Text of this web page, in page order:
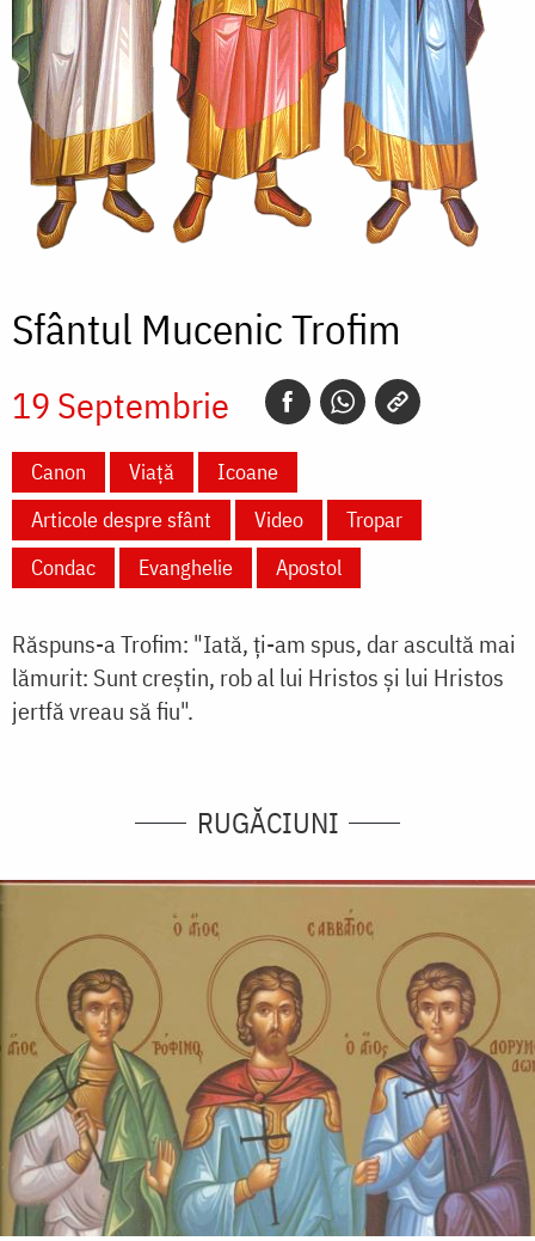
Sfântul Mucenic Trofim
19 Septembrie
Canon Viață
Icoane
Articole despre sfânt
Video
Tropar
Condac
Evanghelie Apostol
Răspuns-a Trofim: "Iată, ţi-am spus, dar ascultă mai
lămurit: Sunt creştin, rob al lui Hristos şi lui Hristos
jertfă vreau să fiu".
RUGĂCIUNI